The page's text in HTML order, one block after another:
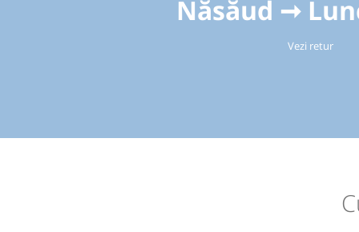
Năsăud ➞
Vezi retur